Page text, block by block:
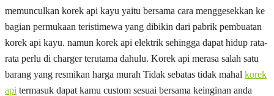
memunculkan korek api kayu yaitu bersama cara menggesekkan ke
bagian permukaan teristimewa yang dibikin dari pabrik pembuatan
korek api kayu. namun korek api elektrik sehingga dapat hidup rata-
rata perlu di charger terutama dahulu. Korek api merasa salah satu
barang yang resmikan harga murah Tidak sebatas tidak mahal korek
api termasuk dapat kamu custom sesuai bersama keinginan anda